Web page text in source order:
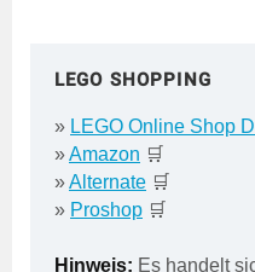
LEGO SHOPPING
» LEGO Online Shop
»Amazon 🛒
»Alternate 🛒
» Proshop 🛒
Hinweis: Es handelt